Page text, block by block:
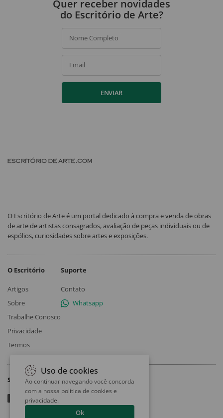
Quer receber novidades
do Escritório de Arte?
Nome Completo
Email
ENVIAR
O Escritório de Arte é um portal dedicado à compra e venda de obras
de arte de artistas consagrados, avaliação de peças individuais ou de
espólios, curiosidades sobre artes e exposições.
O Escritório
Artigos
Sobre
Trabalhe Conosco
Privacidade
Termos
Suporte
Contato
Whatsapp
Siga
Uso de cookies
Ao continuar navegando você concorda
com a nossa política de cookies e
privacidade.
Ok